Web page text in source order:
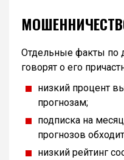
Отдельные факты по
говорят о его
низкий процент
прогнозам;
подписка на
прогнозов
низкий рейтинг